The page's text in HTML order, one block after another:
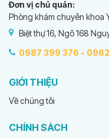
Đơn vị chủ quản:
Phòng khám chuyên khoa
Biệt thự 16, Ngõ 168
0987 399 376 -
GIỚI THIỆU
Về chúng tôi
CHÍNH SÁCH